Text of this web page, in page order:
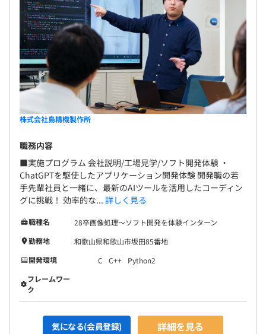
株式会社島精機製作所
職務内容
■実施プログラム 会社説明/工場見学/ソフト開発体験 ・
ChatGPTを駆使したアプリケーション開発体験 開発職の若
手先輩社員と一緒に、最新のAIツールを活用したコーディン
グに挑戦！ 効率的な... 詳しく見る
職種名
28卒画像処理〜ソフト開発を体験インターン
勤務地
和歌山県和歌山市坂田85番地
開発環境
C C++
Python2
フレームワー
ク
気になる(会員登録) 詳細を見る